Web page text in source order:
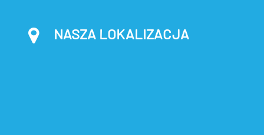
NASZA LOKALIZACJA